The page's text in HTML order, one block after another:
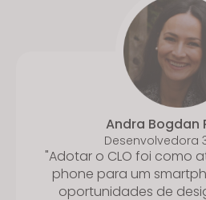
Andra Bogdan
Desenvolvedora
"Adotar o CLO foi como
phone para um
oportunidades de